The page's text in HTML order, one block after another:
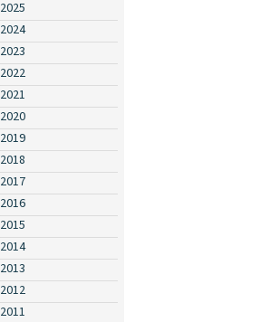
2025
2024
2023
2022
2021
2020
2019
2018
2017
2016
2015
2014
2013
2012
2011